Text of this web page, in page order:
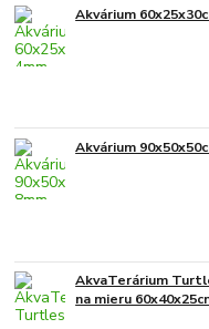
Akvárium
Akvárium
AkvaTerárium
na mieru